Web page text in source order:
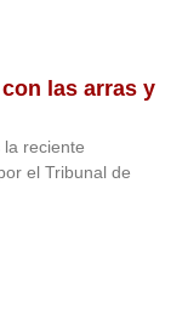
las arras y
reciente
el Tribunal de